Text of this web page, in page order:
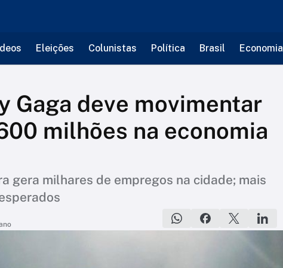
Eleições Colunistas Política Brasil Economia
Gaga deve movimentar
milhões na economia
gera milhares de empregos na cidade; mais